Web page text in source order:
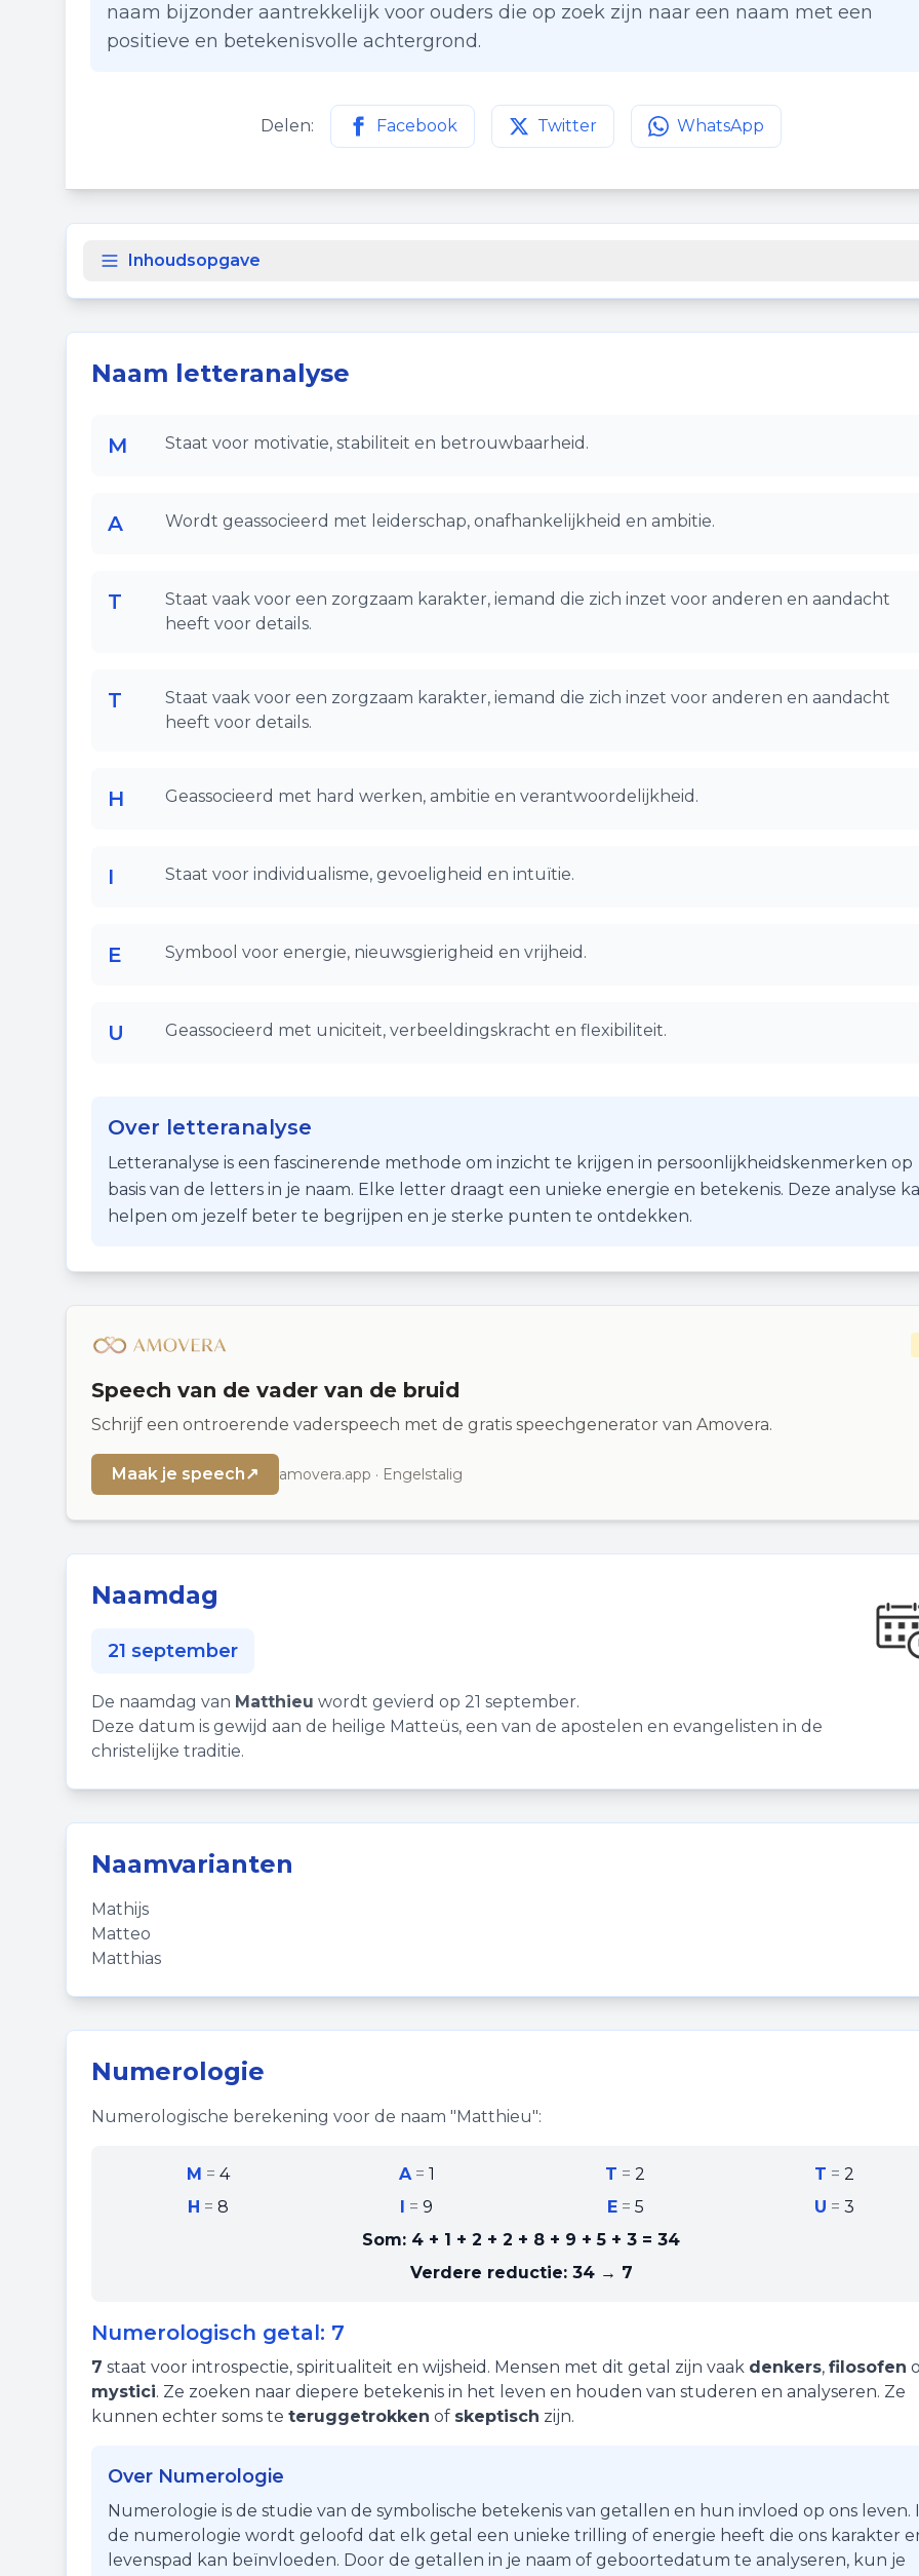
naam bijzonder aantrekkelijk voor ouders die op zoek zijn naar een naam met een
positieve en betekenisvolle achtergrond.
Delen: Facebook
Deel deze pagina op Facebook
Twitter
Deel deze pagina opTwitter
WhatsApp
Deel deze pagina op
Inhoudsopgave
Naam letteranalyse
M Staat voor motivatie, stabiliteit en betrouwbaarheid.
A Wordt geassocieerd met leiderschap, onafhankelijkheid en ambitie.
T
Staat vaak voor een zorgzaam karakter, iemand die zich inzet voor anderen en aandacht
heeft voor details.
T
Staat vaak voor een zorgzaam karakter, iemand die zich inzet voor anderen en aandacht
heeft voor details.
H Geassocieerd met hard werken, ambitie en verantwoordelijkheid.
I Staat voor individualisme, gevoeligheid en intuïtie.
E Symbool voor energie, nieuwsgierigheid en vrijheid.
U Geassocieerd met uniciteit, verbeeldingskracht en flexibiliteit.
Over letteranalyse
Letteranalyse is een fascinerende methode om inzicht te krijgen in persoonlijkheidskenmerken op
basis van de letters in je naam. Elke letter draagt een unieke energie en betekenis. Deze analyse
helpen om jezelf beter te begrijpen en je sterke punten te ontdekken.
Speech van de vader van de bruid
Schrijf een ontroerende vaderspeech met de gratis speechgenerator van Amovera.
Maak je speech↗ amovera.app · Engelstalig
Naamdag
21 september
De naamdag van Matthieu wordt gevierd op 21 september.
Deze datum is gewijd aan de heilige Matteüs, een van de apostelen en evangelisten in de
christelijke traditie.
Naamvarianten
Mathijs
Matteo
Matthias
Numerologie
Numerologische berekening voor de naam "Matthieu":
M = 4 A= 1 T =2 T = 2
H = 8 I =9 E= 5 U = 3
Som: 4 + 1 + 2 + 2 + 8 + 9 + 5 + 3 = 34
Verdere reductie: 34 → 7
Numerologisch getal: 7
7 staat voor introspectie, spiritualiteit en wijsheid . Mensen met dit getal zijn vaak denkers, filosofen
mystici. Ze zoeken naar diepere betekenis in het leven en houden van studeren en analyseren. Ze
kunnen echter soms te teruggetrokken of skeptisch zijn.
Over Numerologie
Numerologie is de studie van de symbolische betekenis van getallen en hun invloed op ons leven.
de numerologie wordt geloofd dat elk getal een unieke trilling of energie heeft die ons karakter
levenspad kan beïnvloeden. Door de getallen in je naam of geboortedatum te analyseren, kun je